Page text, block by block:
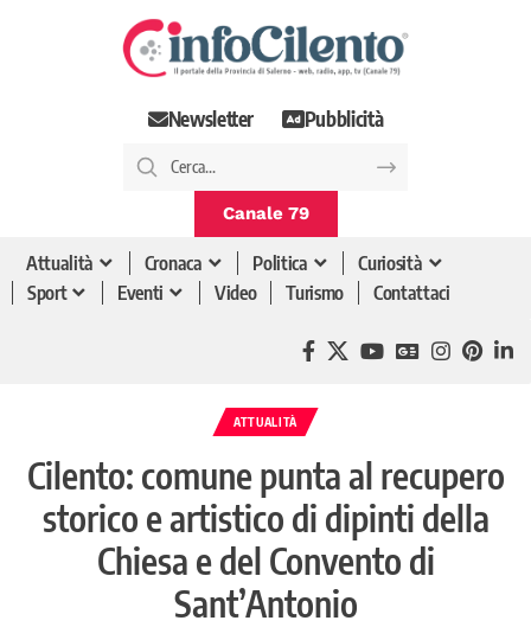
Newsletter Pubblicità
Canale 79
Attualità Cronaca Politica
Curiosità
Sport
Eventi Video Turismo Contattaci
ATTUALITÀ
Cilento: comune punta al recupero
storico e artistico di dipinti della
Chiesa e del Convento di
Sant’Antonio